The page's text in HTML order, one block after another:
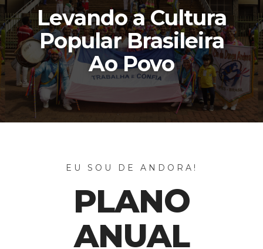
Levando a Cultura
Popular Brasileira
Ao Povo
EU SOU DE ANDORA!
PLANO
ANUAL